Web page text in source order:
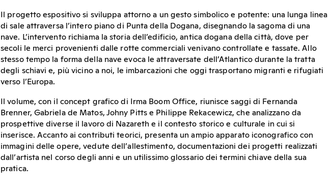
Il progetto espositivo si sviluppa attorno a un gesto simbolico e potente: una lunga linea
di sale attraversa l’intero piano di Punta della Dogana, disegnando la sagoma di una
nave. L’intervento richiama la storia dell’edificio, antica dogana della città, dove per
secoli le merci provenienti dalle rotte commerciali venivano controllate e tassate. Allo
stesso tempo la forma della nave evoca le attraversate dell’Atlantico durante la tratta
degli schiavi e, più vicino a noi, le imbarcazioni che oggi trasportano migranti e rifugiati
verso l’Europa.
Il volume, con il concept grafico di Irma Boom Office, riunisce saggi di Fernanda
Brenner, Gabriela de Matos, Johny Pitts e Philippe Rekacewicz, che analizzano da
prospettive diverse il lavoro di Nazareth e il contesto storico e culturale in cui si
inserisce. Accanto ai contributi teorici, presenta un ampio apparato iconografico con
immagini delle opere, vedute dell’allestimento, documentazioni dei progetti realizzati
dall’artista nel corso degli anni e un utilissimo glossario dei termini chiave della sua
pratica.